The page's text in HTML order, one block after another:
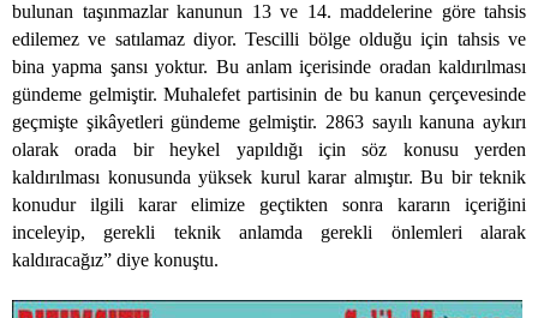
bulunan taşınmazlar kanunun 13 ve 14. maddelerine göre tahsis
edilemez ve satılamaz diyor. Tescilli bölge olduğu için tahsis ve
bina yapma şansı yoktur. Bu anlam içerisinde oradan kaldırılması
gündeme gelmiştir. Muhalefet partisinin de bu kanun çerçevesinde
geçmişte şikâyetleri gündeme gelmiştir. 2863 sayılı kanuna aykırı
olarak orada bir heykel yapıldığı için söz konusu yerden
kaldırılması konusunda yüksek kurul karar almıştır. Bu bir teknik
konudur ilgili karar elimize geçtikten sonra kararın içeriğini
inceleyip, gerekli teknik anlamda gerekli önlemleri alarak
kaldıracağız” diye konuştu.